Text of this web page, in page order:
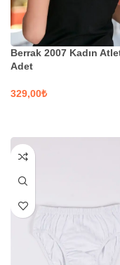
Berrak 2007 Kadın
Adet
₺